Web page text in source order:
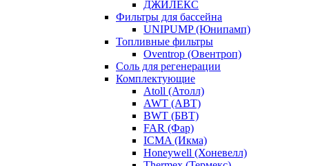
ДЖИЛЕКС
Фильтры для бассейна
UNIPUMP (Юнипамп)
Топливные фильтры
Oventrop (Овентроп)
Соль для регенерации
Комплектующие
Atoll (Атолл)
AWT (АВТ)
BWT (БВТ)
FAR (Фар)
ICMA (Икма)
Honeywell (Хоневелл)